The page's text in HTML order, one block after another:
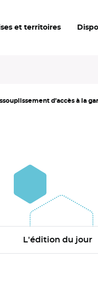
et territoires
d’accès à la
L'édition du jour